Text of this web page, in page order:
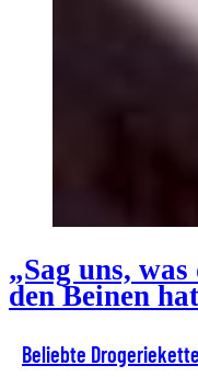
„Sag uns,
den Beinen
Beliebte